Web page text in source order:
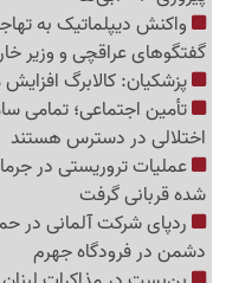
واکنش دیپلماتیک به
گفتگوهای عراقچی و وزیر
پزشکیان: کالابرگ
تأمین اجتماعی؛ تمامی
اختلالی در دسترس هستند
عملیات تروریستی در
شده قربانی گرفت
ردپای شرکت آلمانی در
دشمن در فرودگاه جهرم